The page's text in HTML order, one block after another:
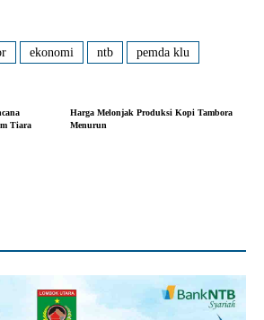
ekonomi ntb pemda klu
Tiara
Harga Melonjak Produksi Kopi Tambora
Menurun